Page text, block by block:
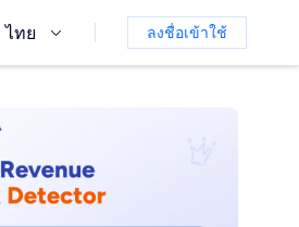
ไทย ลงชื่อเข้าใช้